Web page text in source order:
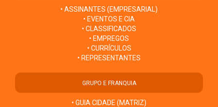
• ASSINANTES (EMPRESARIAL)
• EVENTOS E CIA
• CLASSIFICADOS
• EMPREGOS
• CURRÍCULOS
• REPRESENTANTES
GRUPO E FRANQUIA
• GUIA CIDADE (MATRIZ)